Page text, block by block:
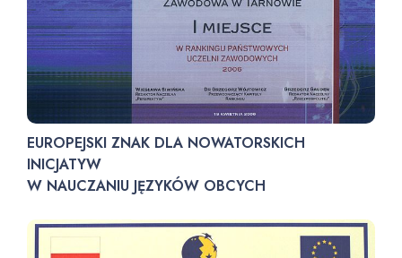
EUROPEJSKI ZNAK DLA NOWATORSKICH
INICJATYW
W NAUCZANIU JĘZYKÓW OBCYCH